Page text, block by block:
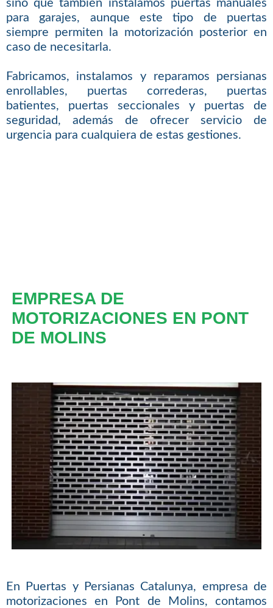
sino que también instalamos puertas manuales
para garajes, aunque este tipo de puertas
siempre permiten la motorización posterior en
caso de necesitarla.
Fabricamos, instalamos y reparamos persianas
enrollables, puertas correderas, puertas
batientes, puertas seccionales y puertas de
seguridad, además de ofrecer servicio de
urgencia para cualquiera de estas gestiones.
EMPRESA DE
MOTORIZACIONES EN PONT
DE MOLINS
En Puertas y Persianas Catalunya, empresa de
motorizaciones en Pont de Molins, contamos